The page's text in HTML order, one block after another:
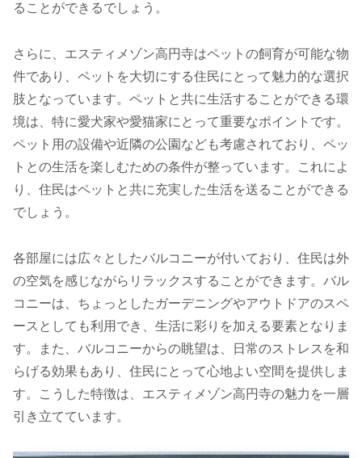
ることができるでしょう。
さらに、エスティメゾン高円寺はペットの飼育が可能な物
件であり、ペットを大切にする住民にとって魅力的な選択
肢となっています。ペットと共に生活することができる環
境は、特に愛犬家や愛猫家にとって重要なポイントです。
ペット用の設備や近隣の公園なども考慮されており、ペッ
トとの生活を楽しむための条件が整っています。これによ
り、住民はペットと共に充実した生活を送ることができる
でしょう。
各部屋には広々としたバルコニーが付いており、住民は外
の空気を感じながらリラックスすることができます。バル
コニーは、ちょっとしたガーデニングやアウトドアのスペ
ースとしても利用でき、生活に彩りを加える要素となりま
す。また、バルコニーからの眺望は、日常のストレスを和
らげる効果もあり、住民にとって心地よい空間を提供しま
す。こうした特徴は、エスティメゾン高円寺の魅力を一層
引き立てています。